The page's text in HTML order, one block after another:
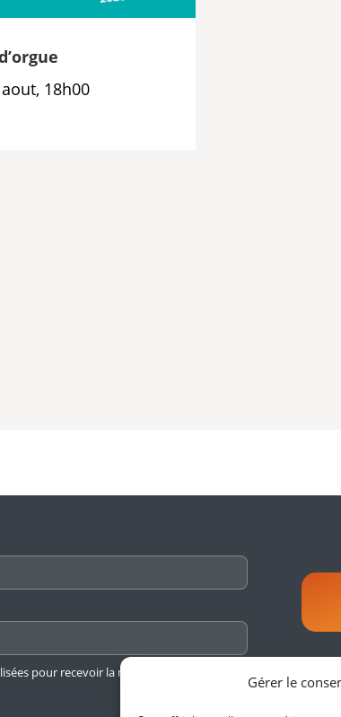
Gérer le
18h00
pour recevoir la newsletter.